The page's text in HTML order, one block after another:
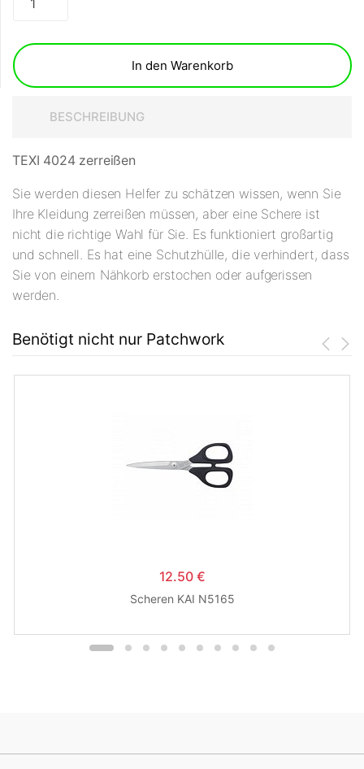
In den Warenkorb
BESCHREIBUNG
TEXI 4024 zerreißen
Sie werden diesen Helfer zu schätzen wissen, wenn Sie
Ihre Kleidung zerreißen müssen, aber eine Schere ist
nicht die richtige Wahl für Sie. Es funktioniert großartig
und schnell. Es hat eine Schutzhülle, die verhindert, dass
Sie von einem Nähkorb erstochen oder aufgerissen
werden.
Benötigt nicht nur Patchwork
12.50 €
Scheren KAI N5165